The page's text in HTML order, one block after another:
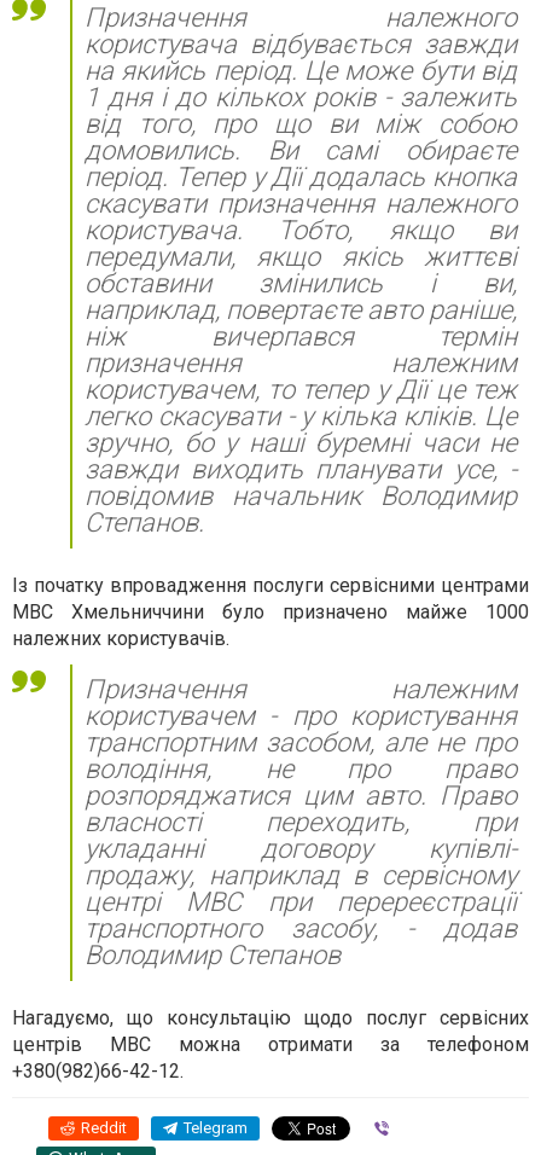
Призначення належного
користувача відбувається завжди
на якийсь період. Це може бути від
1 дня і до кількох років - залежить
від того, про що ви між собою
домовились. Ви самі обираєте
період. Тепер у Дії додалась кнопка
скасувати призначення належного
користувача. Тобто, якщо ви
передумали, якщо якісь життєві
обставини змінились і ви,
наприклад, повертаєте авто раніше,
ніж вичерпався термін
призначення належним
користувачем, то тепер у Дії це теж
легко скасувати - у кілька кліків. Це
зручно, бо у наші буремні часи не
завжди виходить планувати усе, -
повідомив начальник Володимир
Степанов.
Із початку впровадження послуги сервісними центрами
МВС Хмельниччини було призначено майже 1000
належних користувачів.
Призначення належним
користувачем - про користування
транспортним засобом, але не про
володіння, не про право
розпоряджатися цим авто. Право
власності переходить, при
укладанні договору купівлі-
продажу, наприклад в сервісному
центрі МВС при перереєстрації
транспортного засобу, - додав
Володимир Степанов
Нагадуємо, що консультацію щодо послуг сервісних
центрів МВС можна отримати за телефоном
+380(982)66-42-12.
Reddit Telegram